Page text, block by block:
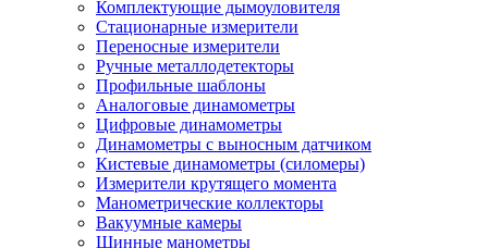
Комплектующие дымоуловителя
Стационарные измерители
Переносные измерители
Ручные металлодетекторы
Профильные шаблоны
Аналоговые динамометры
Цифровые динамометры
Динамометры с выносным датчиком
Кистевые динамометры (силомеры)
Измерители крутящего момента
Манометрические коллекторы
Вакуумные камеры
Шинные манометры